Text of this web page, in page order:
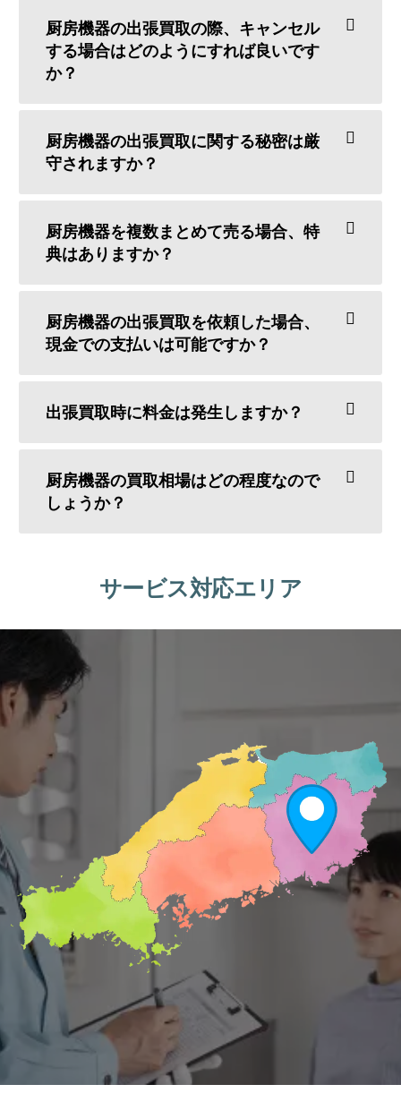
厨房機器の出張買取の際、キャンセル
する場合はどのようにすれば良いです
か？
厨房機器の出張買取に関する秘密は厳
守されますか？
厨房機器を複数まとめて売る場合、特
典はありますか？
厨房機器の出張買取を依頼した場合、
現金での支払いは可能ですか？
出張買取時に料金は発生しますか？
厨房機器の買取相場はどの程度なので
しょうか？
サービス対応エリア